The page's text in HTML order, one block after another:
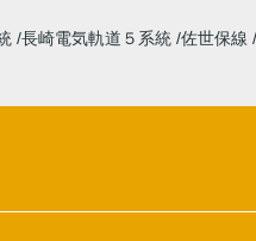
長崎電気軌道５系統 佐世保線